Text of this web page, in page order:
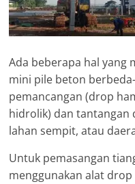
Ada beberapa hal yang
mini pile beton
pemancangan (drop
hidrolik) dan tantangan
lahan sempit, atau
Untuk pemasangan
menggunakan alat